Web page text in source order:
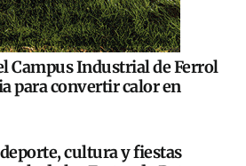
Campus Industrial de Ferrol
para convertir calor en
cultura y fiestas